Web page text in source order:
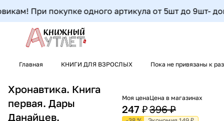
При покупке одного артикула от 5шт до 9шт-
Главная КНИГИ ДЛЯ ВЗРОСЛЫХ Пока не привязаны к
Хронавтика. Книга
первая. Дары
Данайцев.
Моя цена
247 ₽
Цена в магазинах
396 ₽